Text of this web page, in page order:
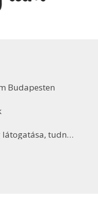
Budapesten
tudnivalók